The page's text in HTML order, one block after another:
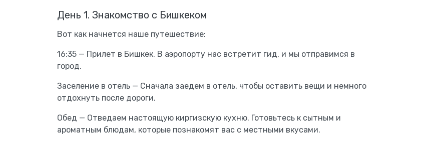
День 1. Знакомство с Бишкеком
Вот как начнется наше путешествие:
16:35 — Прилет в Бишкек. В аэропорту нас встретит гид, и мы отправимся в
город.
Заселение в отель — Сначала заедем в отель, чтобы оставить вещи и немного
отдохнуть после дороги.
Обед — Отведаем настоящую киргизскую кухню. Готовьтесь к сытным и
ароматным блюдам, которые познакомят вас с местными вкусами.